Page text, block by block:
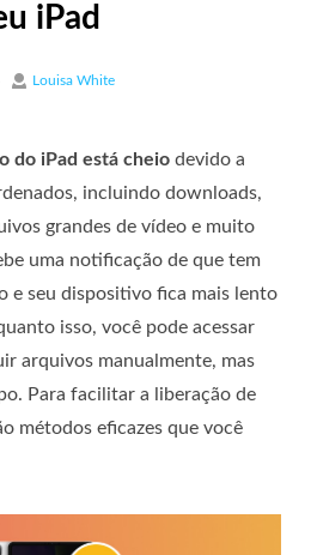
iPad
Louisa White
do iPad está cheio devido a
incluindo downloads,
grandes de vídeo e muito
uma notificação de que tem
e seu dispositivo fica mais lento
isso, você pode acessar
arquivos manualmente, mas
Para facilitar a liberação de
métodos eficazes que você